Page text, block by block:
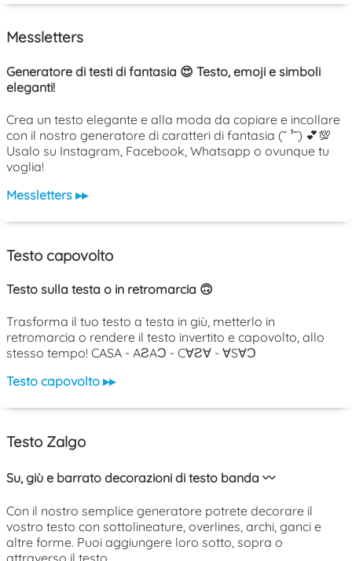
Messletters
Generatore di testi di fantasia 😍 Testo, emoji e simboli
eleganti!
Crea un testo elegante e alla moda da copiare e incollare
con il nostro generatore di caratteri di fantasia (˘ ³˘) 💕💯
Usalo su Instagram, Facebook, Whatsapp o ovunque tu
voglia!
Messletters ▸▸
Testo capovolto
Testo sulla testa o in retromarcia 🙃
Trasforma il tuo testo a testa in giù, metterlo in
retromarcia o rendere il testo invertito e capovolto, allo
stesso tempo! CASA - AƧAƆ - C∀Ƨ∀ - ∀S∀Ɔ
Testo capovolto ▸▸
Testo Zalgo
Su, giù e barrato decorazioni di testo banda 〰️
Con il nostro semplice generatore potrete decorare il
vostro testo con sottolineature, overlines, archi, ganci e
altre forme. Puoi aggiungere loro sotto, sopra o